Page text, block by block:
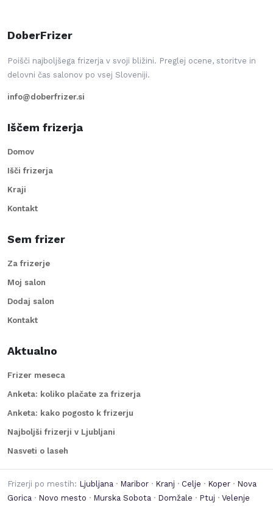
DoberFrizer
Poišči najboljšega frizerja v svoji bližini. Preglej ocene, storitve in
delovni čas salonov po vsej Sloveniji.
info@doberfrizer.si
Iščem frizerja
Domov
Išči frizerja
Kraji
Kontakt
Sem frizer
Za frizerje
Moj salon
Dodaj salon
Kontakt
Aktualno
Frizer meseca
Anketa: koliko plačate za frizerja
Anketa: kako pogosto k frizerju
Najboljši frizerji v Ljubljani
Nasveti o laseh
Frizerji po mestih: Ljubljana · Maribor · Kranj · Celje · Koper · Nova
Gorica · Novo mesto · Murska Sobota · Domžale · Ptuj · Velenje